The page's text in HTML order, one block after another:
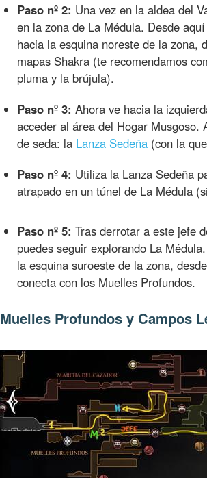
Paso nº 2: Una vez en la aldea del
en la zona de La Médula. Desde
hacia la esquina noreste de la zona,
mapas Shakra (te recomendamos
pluma y la brújula).
Paso nº 3: Ahora ve hacia la
acceder al área del Hogar
de seda: la Lanza Sedeña (con la
Paso nº 4: Utiliza la Lanza Sedeña
atrapado en un túnel de La Médula
Paso nº 5: Tras derrotar a este jefe
puedes seguir explorando La
la esquina suroeste de la zona,
conecta con los Muelles Profundos.
Muelles Profundos y Campos